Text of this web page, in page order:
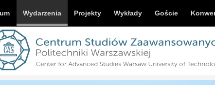
Wydarzenia Projekty Wykłady Goście